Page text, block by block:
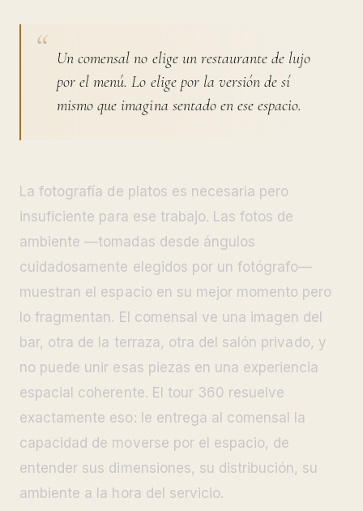
Un comensal no elige un restaurante de lujo
por el menú. Lo elige por la versión de sí
mismo que imagina sentado en ese espacio.
La fotografía de platos es necesaria pero
insuficiente para ese trabajo. Las fotos de
ambiente —tomadas desde ángulos
cuidadosamente elegidos por un fotógrafo—
muestran el espacio en su mejor momento pero
lo fragmentan. El comensal ve una imagen del
bar, otra de la terraza, otra del salón privado, y
no puede unir esas piezas en una experiencia
espacial coherente. El tour 360 resuelve
exactamente eso: le entrega al comensal la
capacidad de moverse por el espacio, de
entender sus dimensiones, su distribución, su
ambiente a la hora del servicio.